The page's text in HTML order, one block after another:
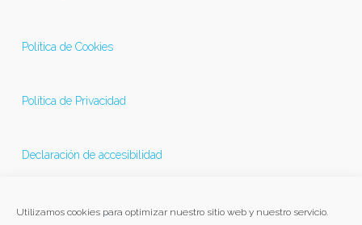
Utilizamos cookies para optimizar nuestro sitio web y nuestro servicio.
Política de Cookies
Política de Privacidad
Declaración de accesibilidad